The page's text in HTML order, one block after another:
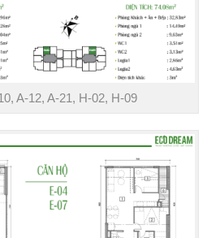
A-12, A-21, H-02, H-09